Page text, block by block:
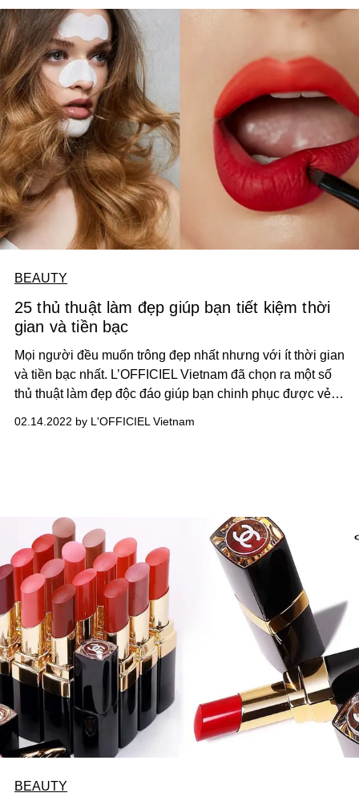
khi da bị nứt nẻ. Nhưng nó có thực sự hiệu quả để cho
chúng ta cặp lông mày đầy đặn hơn?
BEAUTY
25 thủ thuật làm đẹp giúp bạn tiết kiệm thời
gian và tiền bạc
Mọi người đều muốn trông đẹp nhất nhưng với ít thời gian
và tiền bạc nhất. L’OFFICIEL Vietnam đã chọn ra một số
thủ thuật làm đẹp độc đáo giúp bạn chinh phục được vẻ
02.14.2022 by L'OFFICIEL Vietnam
BEAUTY